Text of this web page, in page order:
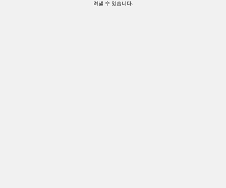
려낼 수 있습니다.